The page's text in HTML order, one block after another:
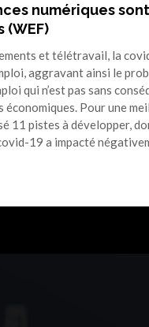
numériques
(WEF)
et télétravail, la
aggravant ainsi le
qui n’est pas sans
économiques. Pour une
11 pistes à développer,
19 a impacté